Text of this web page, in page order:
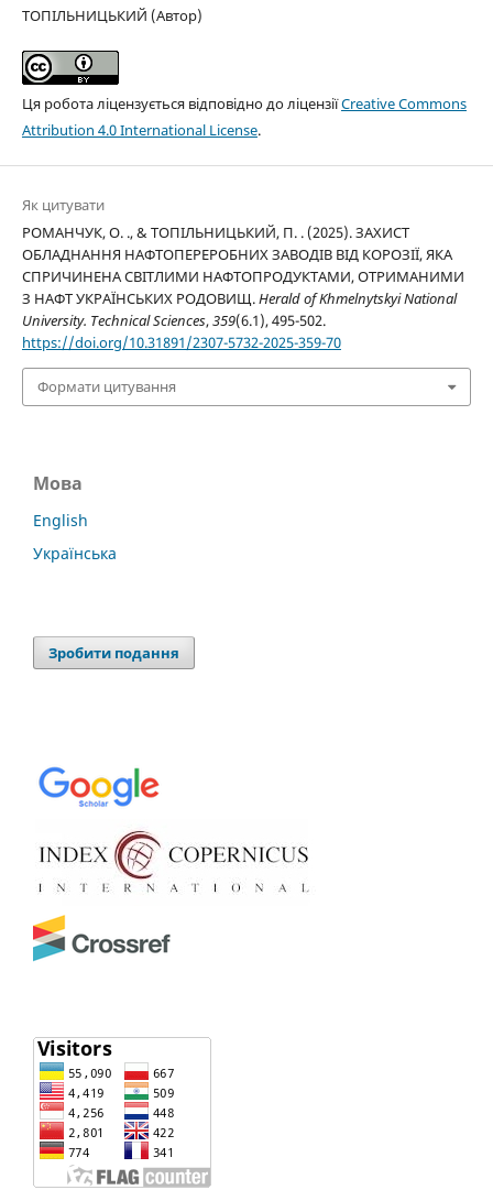
ТОПІЛЬНИЦЬКИЙ (Автор)
Ця робота ліцензується відповідно до ліцензіїCreative Commons
Attribution 4.0 International License.
Як цитувати
РОМАНЧУК, О. ., & ТОПІЛЬНИЦЬКИЙ, П. . (2025). ЗАХИСТ
ОБЛАДНАННЯ НАФТОПЕРЕРОБНИХ ЗАВОДІВ ВІД КОРОЗІЇ, ЯКА
СПРИЧИНЕНА СВІТЛИМИ НАФТОПРОДУКТАМИ, ОТРИМАНИМИ
З НАФТ УКРАЇНСЬКИХ РОДОВИЩ.Herald of Khmelnytskyi National
University. Technical Sciences,359(6.1), 495-502.
https://doi.org/10.31891/2307-5732-2025-359-70
Формати цитування
Мова
English
Українська
Зробити подання